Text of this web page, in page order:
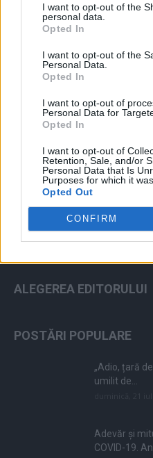
I want to opt-out of the
personal data.
Opted In
I want to opt-out of the
Personal Data.
Opted In
I want to opt-out of
Personal Data for
Opted In
I want to opt-out of
Retention, Sale, and/or
Personal Data that Is
Purposes for which it
Opted Out
CONFIRM
Arhiva sondajelor
ALEGEREA EDITORULUI
POSTĂRI POPULARE
„Adio, țară
umilit de...
Adevăr și
COVID-19.